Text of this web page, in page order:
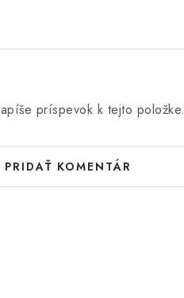
príspevok k tejto položke.
PRIDAŤ KOMENTÁR